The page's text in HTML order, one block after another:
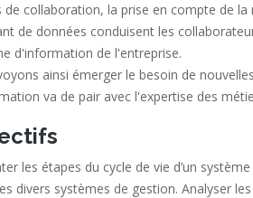
de collaboration, la prise en compte de
de données conduisent les
d'information de l'entreprise.
ainsi émerger le besoin de
va de pair avec l'expertise des
les étapes du cycle de vie d’un
divers systèmes de gestion. Analyser